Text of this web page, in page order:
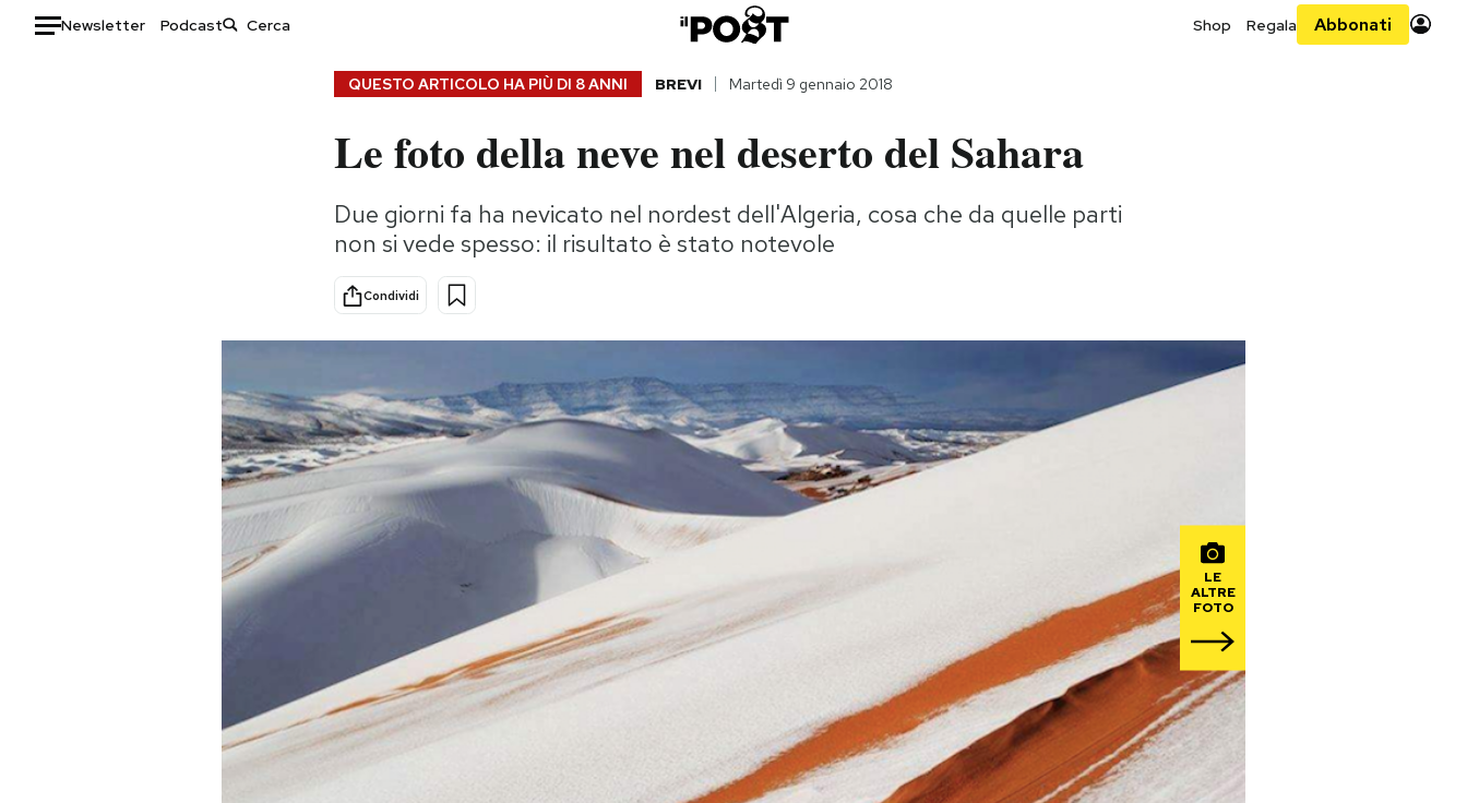
Newsletter Podcast Shop Regala Abbonati
Consumismi
Storie/Idee
Ok Boomer!
Media
Altrecose
Mondiali calcio 2026
QUESTO ARTICOLO HA PIÙ DI 8 ANNI BREVI Martedì 9 gennaio 2018
Le foto della neve nel deserto del Sahara
Due giorni fa ha nevicato nel nordest dell'Algeria, cosa che da quelle parti
non si vede spesso: il risultato è stato notevole
Condividi
LE
ALTRE
FOTO